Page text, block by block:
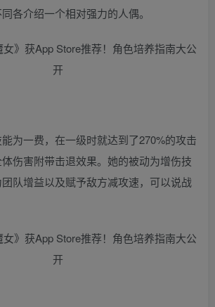
各介绍一个相对强力的人偶。
为一费，在一级时就达到了270%的攻击
伤害附带击退效果。她的被动为增伤技
队增益以及赋予敌方减攻速，可以说战